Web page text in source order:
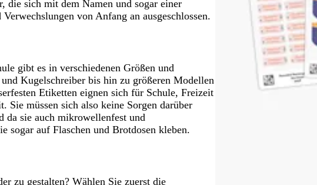
die sich mit dem Namen und sogar einer
von Anfang an ausgeschlossen.
gibt es in verschiedenen Größen und
Kugelschreiber bis hin zu größeren Modellen
Etiketten eignen sich für Schule, Freizeit
Sie müssen sich also keine Sorgen darüber
da sie auch mikrowellenfest und
sogar auf Flaschen und Brotdosen kleben.
zu gestalten? Wählen Sie zuerst die